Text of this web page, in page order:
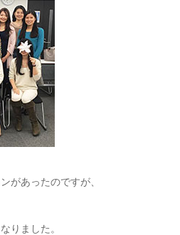
があったのですが、
りました。